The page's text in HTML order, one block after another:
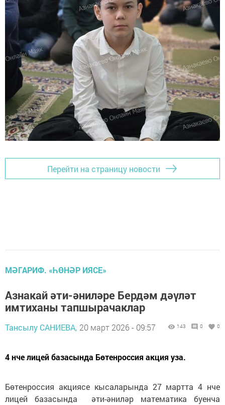
Перейти на страницу новости
МӘГАРИФ. «ҺӨНӘР ИЯСЕ»
Азнакай әти-әниләре Бердәм дәүләт
имтиханы тапшырачаклар
Тансылу САНИЕВА, 20 март 2026 - 09:57 143 0 0
4 нче лицей базасында Бөтенроссия акция уза.
Бөтенроссия акциясе кысаларында 27 мартта 4 нче
лицей базасында әти-әниләр математика буенча